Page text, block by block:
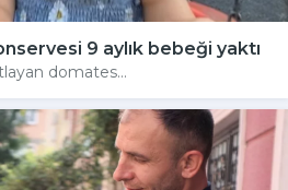
9 aylık bebeği yaktı
domates...